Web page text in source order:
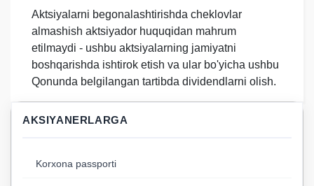
Aktsiyalarni begonalashtirishda cheklovlar
almashish aktsiyador huquqidan mahrum
etilmaydi - ushbu aktsiyalarning jamiyatni
boshqarishda ishtirok etish va ular bo'yicha ushbu
Qonunda belgilangan tartibda dividendlarni olish.
AKSIYANERLARGA
Korxona passporti